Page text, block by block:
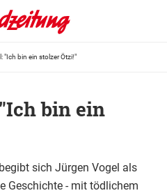
"Ich bin ein stolzer Ötzi!"
bin ein
sich Jürgen Vogel als
Geschichte - mit tödlichem